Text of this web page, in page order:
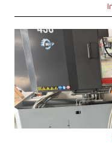
Rok výroby:
Max. průměr řezaného
Rozměry d x š x v
Hmotnost stroje
Výkon hlavního
Podávací rychlost
Řídící systém